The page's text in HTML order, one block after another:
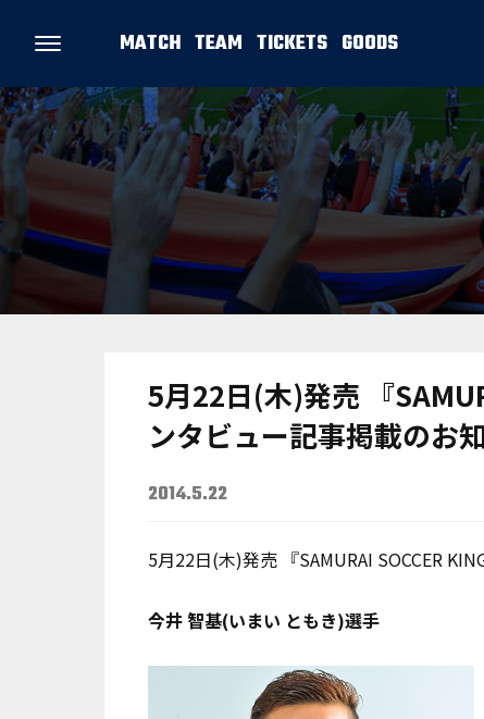
MATCH TEAM TICKETS GOODS
5月22日(木)発売 『
ンタビュー記事掲載のお
2014.5.22
5月22日(木)発売 『SAMURAI SOCCER
今井 智基(いまい ともき)選手